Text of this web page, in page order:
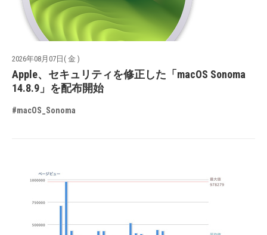
2026年08月07日( 金 )
Apple、セキュリティを修正した「macOS Sonoma
14.8.9」を配布開始
#macOS_Sonoma